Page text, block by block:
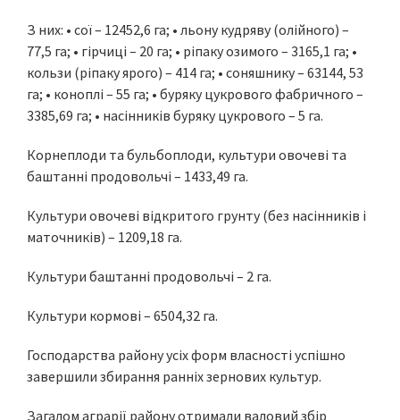
З них: • сої – 12452,6 га; • льону кудряву (олійного) –
77,5 га; • гірчиці – 20 га; • ріпаку озимого – 3165,1 га; •
кользи (ріпаку ярого) – 414 га; • соняшнику – 63144, 53
га; • коноплі – 55 га; • буряку цукрового фабричного –
3385,69 га; • насінників буряку цукрового – 5 га.
Корнеплоди та бульбоплоди, культури овочеві та
баштанні продовольчі – 1433,49 га.
Культури овочеві відкритого грунту (без насінників і
маточників) – 1209,18 га.
Культури баштанні продовольчі – 2 га.
Культури кормові – 6504,32 га.
Господарства району усіх форм власності успішно
завершили збирання ранніх зернових культур.
Загалом аграрії району отримали валовий збір